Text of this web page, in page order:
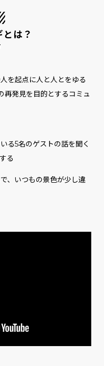
は？
を起点に人と人とをゆる
再発見を目的とするコミュ
る5名のゲストの話を聞く
る
、いつもの景色が少し違